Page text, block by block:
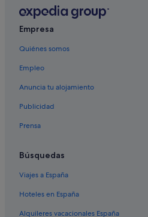
Hoteles con spa en Aranjuez
Paradores hoteles en Aranjuez
Hoteles de 5 estrellas en San
Hoteles románticos en Collado
Hoteles que aceptan mascotas en
Hoteles con spa en El Boalo
Hoteles con spa en Móstoles
Empresa
Quiénes somos
Empleo
Anuncia tu alojamiento
Publicidad
Prensa
Búsquedas
Viajes a España
Hoteles en España
Alquileres vacacionales España